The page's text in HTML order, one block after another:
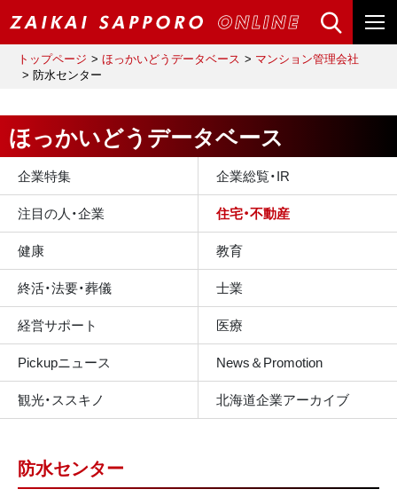
トップページ ほっかいどうデータベース
マンション管理会社
防水センター
ほっかいどうデータベース
企業特集
企業総覧・IR
注目の人・企業
住宅・不動産
健康
教育
終活・法要・葬儀
士業
経営サポート
医療
Pickupニュース
News＆Promotion
観光・ススキノ
北海道企業アーカイブ
防水センター